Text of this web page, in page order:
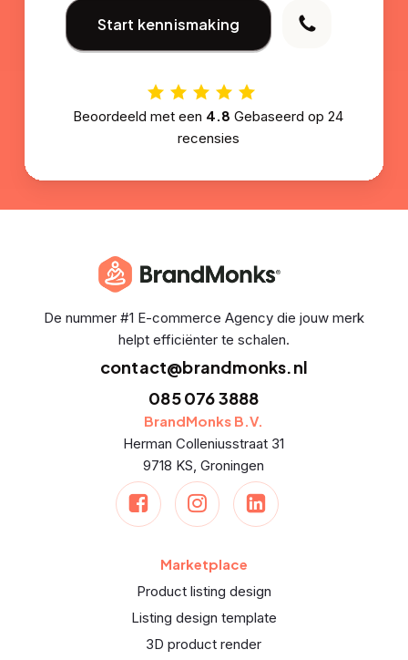
Start kennismaking
Beoordeeld met een 4.8 Gebaseerd op24
recensies
De nummer #1 E-commerce Agency die jouw merk
helpt efficiënter te schalen.
contact@brandmonks.nl
085 076 3888
BrandMonks B.V.
Herman Colleniusstraat 31
9718 KS, Groningen
Marketplace
Product listing design
Listing design template
3D product render